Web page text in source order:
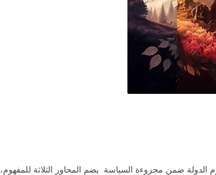
ضمن مجزوءة السياسة يضم المحاور الثلاثة للمفهوم،